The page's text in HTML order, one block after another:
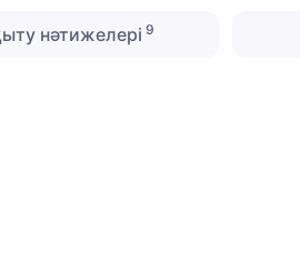
нәтижелері 9